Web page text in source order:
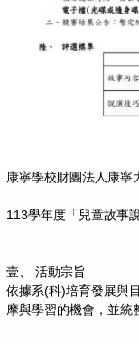
康寧學校財團法人康
113學年度「兒童故事
壹、 活動宗旨
依據系(科)培育發展與
摩與學習的機會，並統